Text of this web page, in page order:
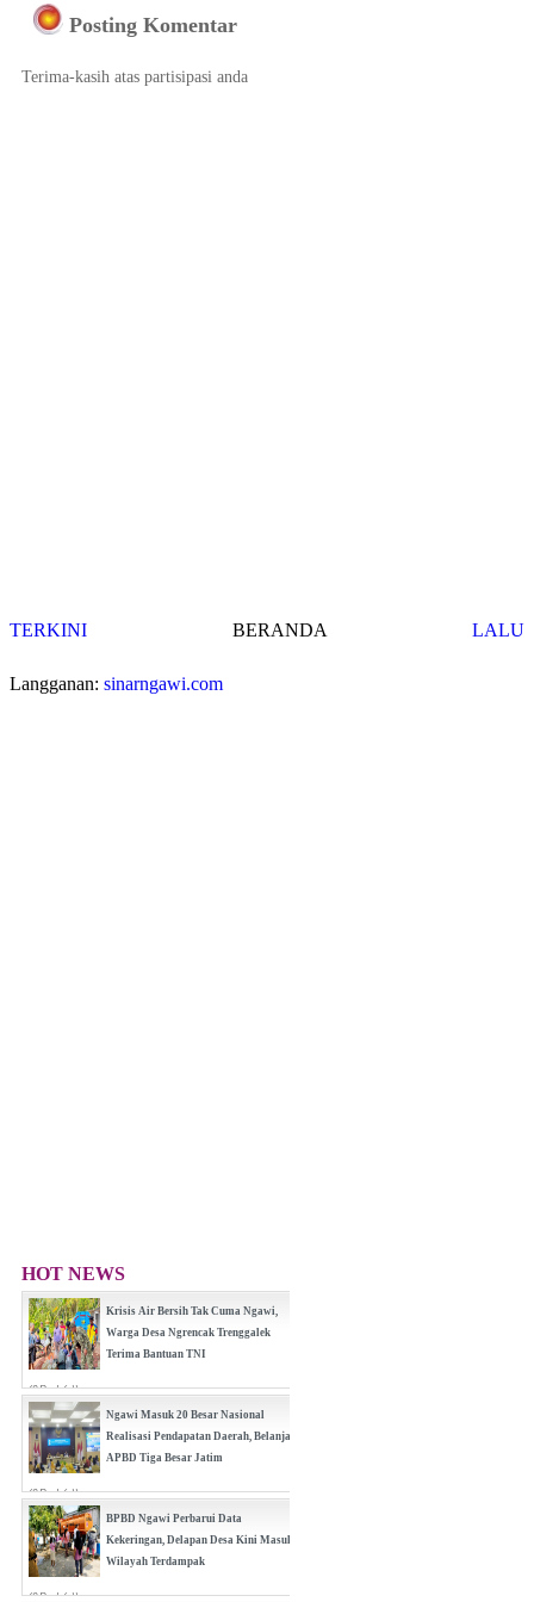
Posting Komentar
Terima-kasih atas partisipasi anda
TERKINI LALU
BERANDA
Langganan: sinarngawi.com
HOT NEWS
Krisis Air Bersih Tak Cuma Ngawi,
Warga Desa Ngrencak Trenggalek
Terima Bantuan TNI
(0 Reply(s))
Ngawi Masuk 20 Besar Nasional
Realisasi Pendapatan Daerah, Belanja
APBD Tiga Besar Jatim
(0 Reply(s))
BPBD Ngawi Perbarui Data
Kekeringan, Delapan Desa Kini Masuk
Wilayah Terdampak
(0 Reply(s))